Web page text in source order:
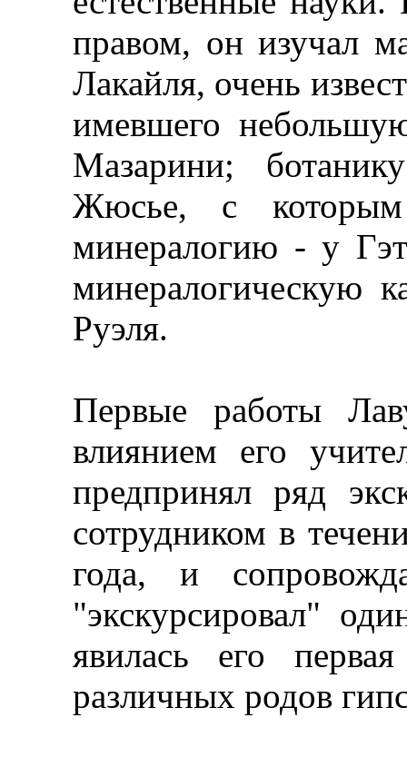
правом, он изучал
Лакайля, очень
имевшего
Мазарини;
Жюсье, с которым
минералогию - у
минералогическую
Руэля.
Первые работы
влиянием его
предпринял ряд
сотрудником в
года, и
"экскурсировал"
явилась его
различных родов